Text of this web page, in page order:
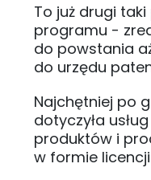
To już drugi
programu -
do powstania
do urzędu
Najchętniej po
dotyczyła
produktów i
w formie